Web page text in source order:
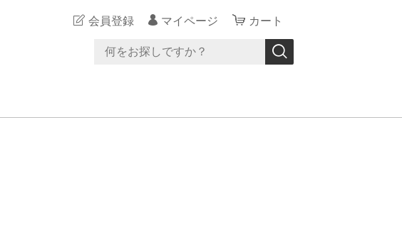
会員登録 マイページ カート